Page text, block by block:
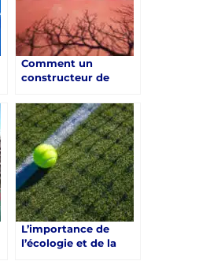
Comment un
constructeur de
Toulon s’assure-t-il
de la satisfaction des
communautés
résidentielles ?
L’importance de
l’écologie et de la